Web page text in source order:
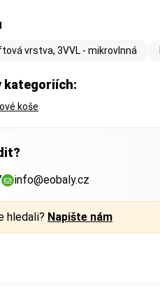
vrstva, 3VVL - mikrovlnná
kategoriích:
koše
info@eobaly.cz
hledali? Napište nám